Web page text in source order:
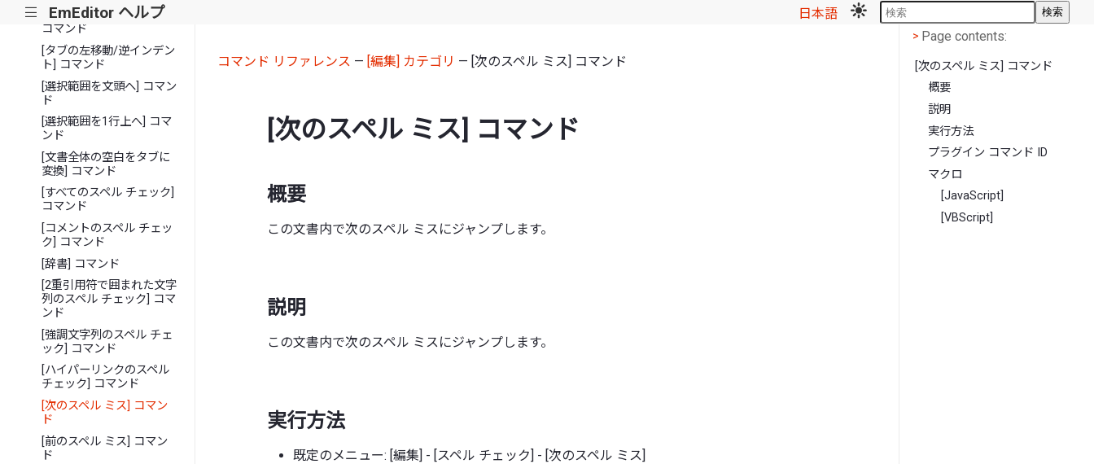
||| EmEditor ヘルプ 日本語 検索
[選択範囲を単語の右端へ]
コマンド
[タブの左移動/逆インデン
ト] コマンド
[選択範囲を文頭へ] コマン
ド
[選択範囲を1行上へ] コマ
ンド
[文書全体の空白をタブに
変換] コマンド
[すべてのスペル チェック]
コマンド
[コメントのスペル チェッ
ク] コマンド
[辞書] コマンド
[2重引用符で囲まれた文字
列のスペル チェック] コマ
ンド
[強調文字列のスペル チェ
ック] コマンド
[ハイパーリンクのスペル
チェック] コマンド
[次のスペル ミス] コマン
ド
[前のスペル ミス] コマン
ド
コマンド リファレンス — [編集] カテゴリ — [次のスペル ミス] コマンド
[次のスペル ミス] コマンド
概要
この文書内で次のスペル ミスにジャンプします。
説明
この文書内で次のスペル ミスにジャンプします。
実行方法
既定のメニュー: [編集] - [スペル チェック] - [次のスペル ミス]
< Page contents
> Page contents:
[次のスペル ミス] コマンド
概要
説明
実行方法
プラグイン コマンド ID
マクロ
[JavaScript]
[VBScript]